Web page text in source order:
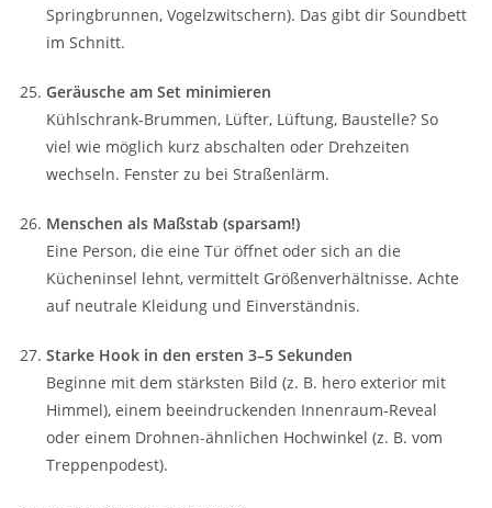
Springbrunnen, Vogelzwitschern). Das gibt dir Soundbett
im Schnitt.
Geräusche am Set minimieren
Kühlschrank-Brummen, Lüfter, Lüftung, Baustelle? So
viel wie möglich kurz abschalten oder Drehzeiten
wechseln. Fenster zu bei Straßenlärm.
Menschen als Maßstab (sparsam!)
Eine Person, die eine Tür öffnet oder sich an die
Kücheninsel lehnt, vermittelt Größenverhältnisse. Achte
auf neutrale Kleidung und Einverständnis.
Starke Hook in den ersten 3–5 Sekunden
Beginne mit dem stärksten Bild (z. B. hero exterior mit
Himmel), einem beeindruckenden Innenraum-Reveal
oder einem Drohnen-ähnlichen Hochwinkel (z. B. vom
Treppenpodest).